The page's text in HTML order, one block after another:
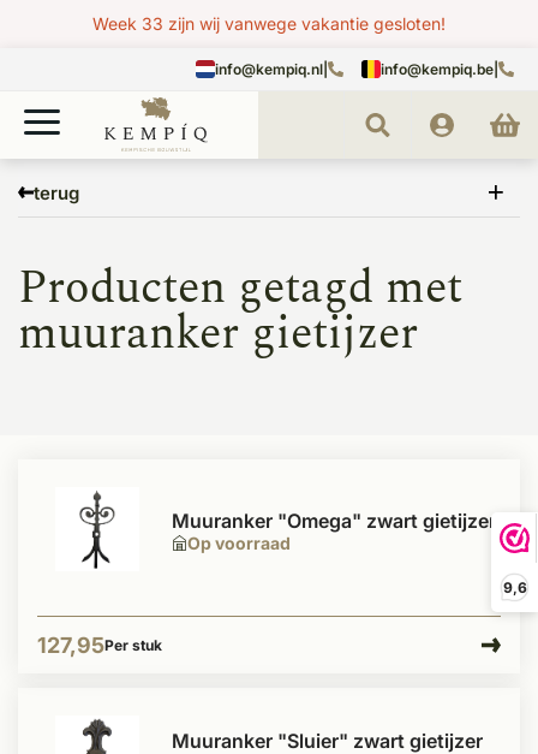
9,6
Week 33 zijn wij vanwege vakantie gesloten!
info@kempiq.nl info@kempiq.be
terug
muuranker gietijzer
Producten getagd met
muuranker gietijzer
Op voorraad
Muuranker "Omega" zwart gietijzer
127,95Per stuk
Muuranker "Sluier" zwart gietijzer